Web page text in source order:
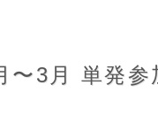
〜3月 単発参